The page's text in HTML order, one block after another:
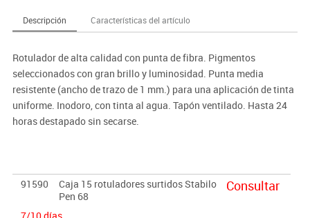
Descripción Características del artículo
Rotulador de alta calidad con punta de fibra. Pigmentos
seleccionados con gran brillo y luminosidad. Punta media
resistente (ancho de trazo de 1 mm.) para una aplicación de tinta
uniforme. Inodoro, con tinta al agua. Tapón ventilado. Hasta 24
horas destapado sin secarse.
91590
Caja 15 rotuladores surtidos Stabilo
Pen 68
7/10 días
Consultar